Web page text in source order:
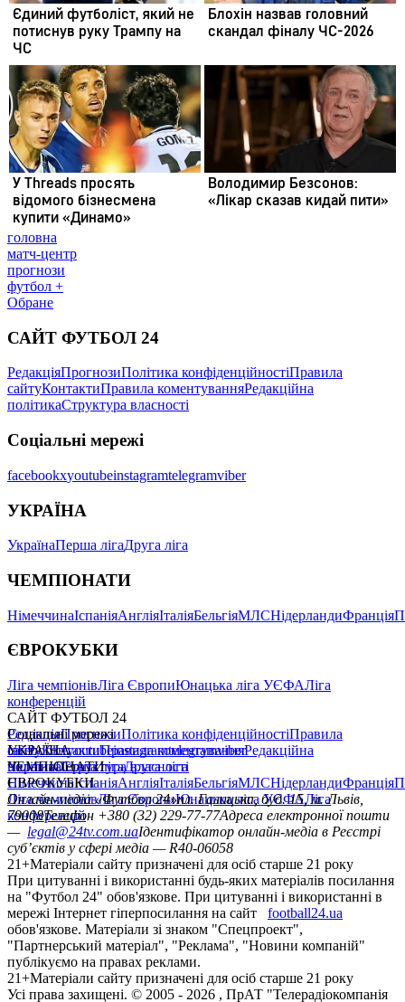
головна
матч-центр
прогнози
футбол +
Обране
САЙТ ФУТБОЛ 24
РедакціяПрогнозиПолітика конфіденційностіПравила
сайтуКонтактиПравила коментуванняРедакційна
політикаСтруктура власності
Соціальні мережі
facebookxyoutubeinstagramtelegramviber
УКРАЇНА
УкраїнаПерша лігаДруга ліга
ЧЕМПІОНАТИ
НімеччинаІспаніяАнгліяІталіяБельгіяМЛСНідерландиФранція
ЄВРОКУБКИ
Ліга чемпіонівЛіга ЄвропиЮнацька ліга УЄФАЛіга
конференцій
САЙТ ФУТБОЛ 24
РедакціяПрогнозиПолітика конфіденційностіПравила
сайтуКонтактиПравила коментуванняРедакційна
політикаСтруктура власності
Соціальні мережі
facebookxyoutubeinstagramtelegramviber
УКРАЇНА
УкраїнаПерша лігаДруга ліга
ЧЕМПІОНАТИ
НімеччинаІспаніяАнгліяІталіяБельгіяМЛСНідерландиФранція
ЄВРОКУБКИ
Ліга чемпіонівЛіга ЄвропиЮнацька ліга УЄФАЛіга
конференцій
Онлайн-медіа «Футбол 24»пл. Галицька, буд. 15, м. Львів,
79008Телефон +380 (32) 229-77-77Адреса електронної пошти
— legal@24tv.com.uaІдентифікатор онлайн-медіа в Реєстрі
суб’єктів у сфері медіа — R40-06058
21+Матеріали сайту призначені для осіб старше 21 року
При цитуванні і використанні будь-яких матеріалів посилання
на "Футбол 24" обов'язкове. При цитуванні і використанні в
мережі Інтернет гіперпосилання на сайт
football24.ua
обов'язкове. Матеріали зі знаком "Спецпроект",
"Партнерський матеріал", "Реклама", "Новини компаній"
публікуємо на правах реклами.
21+Матеріали сайту призначені для осіб старше 21 року
Усi права захищенi. © 2005 - 2026 , ПрАТ "Телерадіокомпанія